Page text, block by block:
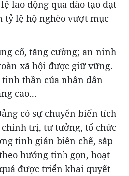
lao động qua đào tạo đạt
tỷ lệ hộ nghèo vượt mục
cố, tăng cường; an ninh
xã hội được giữ vững.
thần của nhân dân
cao...
có sự chuyển biến tích
chính trị, tư tưởng, tổ chức
tinh giản biên chế, sắp
hướng tinh gọn, hoạt
được triển khai quyết